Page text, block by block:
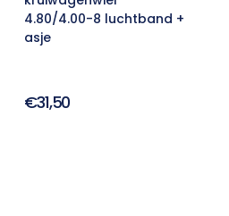
4.80/4.00-8 luchtband +
asje
€31,50